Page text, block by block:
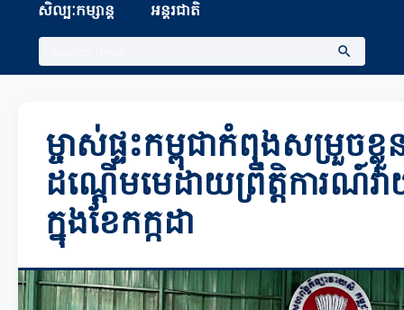
សិល្បៈកម្សាន្ត អន្តរជាតិ
ម្ចាស់ផ្ទះកម្ពុជាកំពុងសម្រួចខ្លួ
ដណ្ដើមមេដាយព្រឹត្តិការ
ក្នុងខែកក្កដា